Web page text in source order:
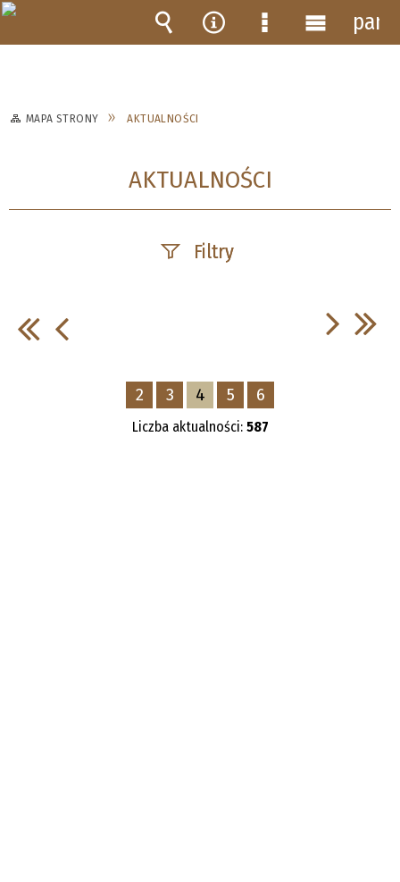
MAPA STRONY AKTUALNOŚCI
AKTUALNOŚCI
Filtry
—
2 3 4 5 6
Liczba aktualności: 587
Wyszukiwarka
Narzędzia
MenuMenu